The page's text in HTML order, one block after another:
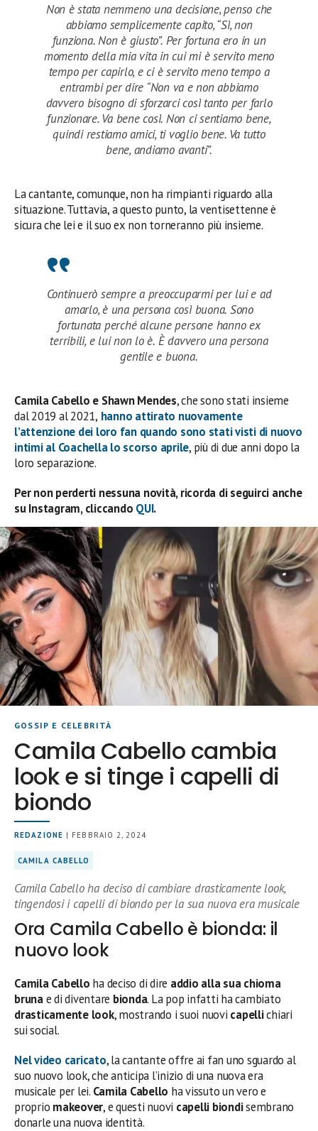
Non è stata nemmeno una decisione, penso che
abbiamo semplicemente capito, “Sì, non
funziona. Non è giusto”. Per fortuna ero in un
momento della mia vita in cui mi è servito meno
tempo per capirlo, e ci è servito meno tempo a
entrambi per dire “Non va e non abbiamo
davvero bisogno di sforzarci così tanto per farlo
funzionare. Va bene così. Non ci sentiamo bene,
quindi restiamo amici, ti voglio bene. Va tutto
bene, andiamo avanti”.
La cantante, comunque, non ha rimpianti riguardo alla
situazione. Tuttavia, a questo punto, la ventisettenne è
sicura che lei e il suo ex non torneranno più insieme.
Continuerò sempre a preoccuparmi per lui e ad
amarlo, è una persona così buona. Sono
fortunata perché alcune persone hanno ex
terribili, e lui non lo è. È davvero una persona
gentile e buona.
Camila Cabello e Shawn Mendes, che sono stati insieme
dal 2019 al 2021, hanno attirato nuovamente
l’attenzione dei loro fan quando sono stati visti di nuovo
intimi al Coachella lo scorso aprile, più di due anni dopo la
loro separazione.
Per non perderti nessuna novità, ricorda di seguirci anche
su Instagram, cliccando QUI.
GOSSIP E CELEBRITÀ
Camila Cabello cambia
look e si tinge i capelli di
biondo
REDAZIONE | FEBBRAIO 2, 2024
CAMILA CABELLO
Camila Cabello ha deciso di cambiare drasticamente look,
tingendosi i capelli di biondo per la sua nuova era musicale
Ora Camila Cabello è bionda: il
nuovo look
Camila Cabello ha deciso di dire addio alla sua chioma
brunae di diventare bionda. La pop infatti ha cambiato
drasticamente look, mostrando i suoi nuovi capellichiari
sui social.
Nel video caricato, la cantante offre ai fan uno sguardo al
suo nuovo look, che anticipa l’inizio di una nuova era
musicale per lei. Camila Cabello ha vissuto un vero e
proprio makeover, e questi nuovi capelli biondisembrano
donarle una nuova identità.